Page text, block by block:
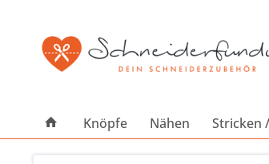
Knöpfe Nähen Stricken